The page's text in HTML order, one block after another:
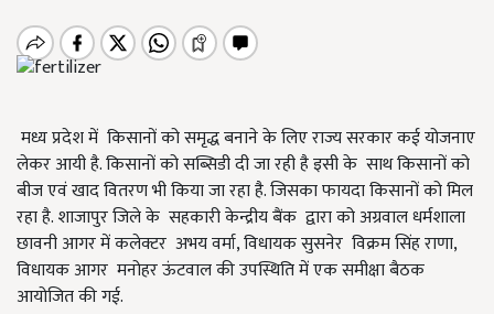
मध्य प्रदेश में किसानों को समृद्ध बनाने के लिए राज्य सरकार कई योजनाए
लेकर आयी है. किसानों को सब्सिडी दी जा रही है इसी के साथ किसानों को
बीज एवं खाद वितरण भी किया जा रहा है. जिसका फायदा किसानों को मिल
रहा है. शाजापुर जिले के सहकारी केन्द्रीय बैंक द्वारा को अग्रवाल धर्मशाला
छावनी आगर में कलेक्टर अभय वर्मा, विधायक सुसनेर विक्रम सिंह राणा,
विधायक आगर मनोहर ऊंटवाल की उपस्थिति में एक समीक्षा बैठक
आयोजित की गई.